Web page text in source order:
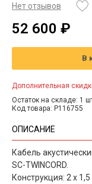
Нет отзывов
52 600 ₽
В
Дополнительная
Остаток на складе: 1
Код товара: P116755
ОПИСАНИЕ
Кабель
SC-TWINCORD.
Конструкция: 2 х